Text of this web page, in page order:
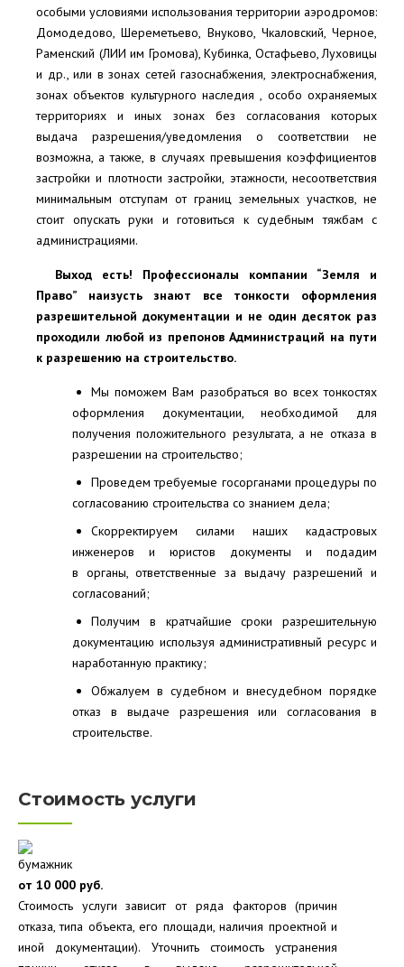
особыми условиями использования территории аэродромов:
Домодедово, Шереметьево, Внуково, Чкаловский, Черное,
Раменский (ЛИИ им Громова), Кубинка, Остафьево, Луховицы
и др., или в зонах сетей газоснабжения, электроснабжения,
зонах объектов культурного наследия , особо охраняемых
территориях и иных зонах без согласования которых
выдача разрешения/уведомления о соответствии не
возможна, а также, в случаях превышения коэффициентов
застройки и плотности застройки, этажности, несоответствия
минимальным отступам от границ земельных участков, не
стоит опускать руки и готовиться к судебным тяжбам с
администрациями.
Выход есть! Профессионалы компании “Земля и
Право” наизусть знают все тонкости оформления
разрешительной документации и не один десяток раз
проходили любой из препонов Администраций на пути
к разрешению на строительство.
Мы поможем Вам разобраться во всех тонкостях
оформления документации, необходимой для
получения положительного результата, а не отказа в
разрешении на строительство;
Проведем требуемые госорганами процедуры по
согласованию строительства со знанием дела;
Скорректируем силами наших кадастровых
инженеров и юристов документы и подадим
в органы, ответственные за выдачу разрешений и
согласований;
Получим в кратчайшие сроки разрешительную
документацию используя административный ресурс и
наработанную практику;
Обжалуем в судебном и внесудебном порядке
отказ в выдаче разрешения или согласования в
строительстве.
Стоимость услуги
от 10 000 руб.
Стоимость услуги зависит от ряда факторов (причин
отказа, типа объекта, его площади, наличия проектной и
иной документации). Уточнить стоимость устранения